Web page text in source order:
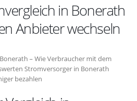
in Bonerath
Anbieter wechseln
– Wie Verbraucher mit dem
Stromversorger in Bonerath
bezahlen